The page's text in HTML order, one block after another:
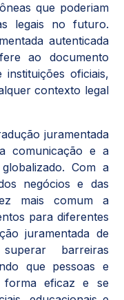
que poderiam
legais no futuro.
autenticada
ao documento
oficiais,
contexto legal
juramentada
comunicação e a
Com a
negócios e das
mais comum a
para diferentes
juramentada de
barreiras
que pessoas e
forma eficaz e se